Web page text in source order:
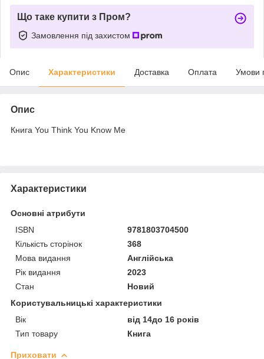
Що таке купити з Пром?
Замовлення під захистом
Опис Характеристики Доставка Оплата Умови
Опис
Книга You Think You Know Me
Характеристики
Основні атрибути
ISBN
9781803704500
Кількість сторінок
368
Мова видання
Англійська
Рік видання
2023
Стан
Новий
Користувальницькі характеристики
Вік
від 14до 16 років
Тип товару
Книга
Приховати